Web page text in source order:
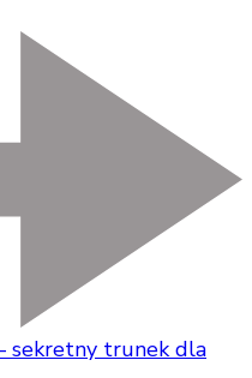
sekretny trunek dla